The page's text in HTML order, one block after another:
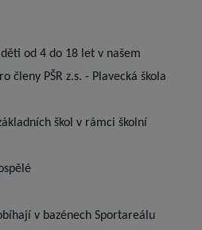
od 4 do 18 let v našem
členy PŠR z.s. - Plavecká škola
škol v rámci školní
v bazénech Sportareálu